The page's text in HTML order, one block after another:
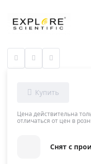
Цена действительна
отличаться от цен в
Снят с